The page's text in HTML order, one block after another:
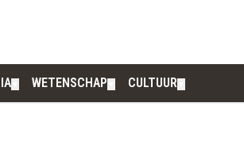
WETENSCHAP CULTUUR